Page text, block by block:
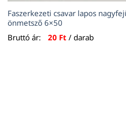
Faszerkezeti csavar lapos
önmetsző 6×50
Bruttó ár:
20 Ft / darab